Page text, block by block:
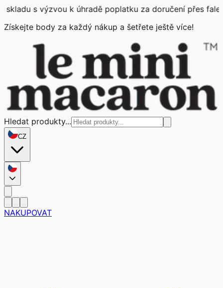
výzvou k úhradě poplatku za doručení přes falešnou
Získejte body za každý nákup a šetřete ještě více!
Hledat produkty...
CZ
NAKUPOVAT